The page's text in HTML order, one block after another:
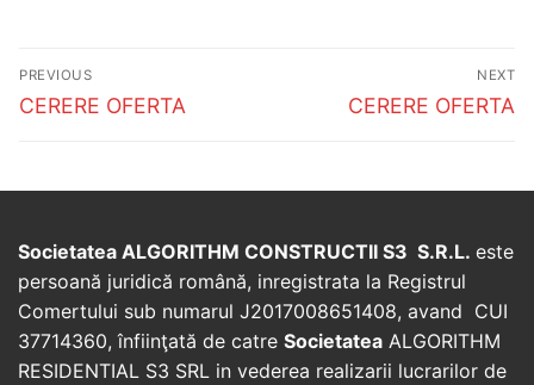
Post
navigation
PREVIOUS
Previous
CERERE OFERTA
NEXT
Next
CERERE OFERTA
Societatea ALGORITHM CONSTRUCTII S3 S.R.L. este
persoană juridică română, inregistrata la Registrul
Comertului sub numarul J2017008651408, avand CUI
37714360, înfiinţată de catre Societatea ALGORITHM
RESIDENTIAL S3 SRL in vederea realizarii lucrarilor de